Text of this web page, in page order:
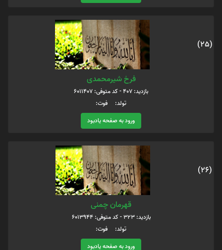
(25)
فرخ شیرمحمدی
بازدید: 407 - کد متوفی: 6011407
تولد: فوت:
ورود به صفحه یادبود
(26)
قهرمان چمنی
بازدید: 323 - کد متوفی: 6013944
تولد: فوت:
ورود به صفحه یادبود